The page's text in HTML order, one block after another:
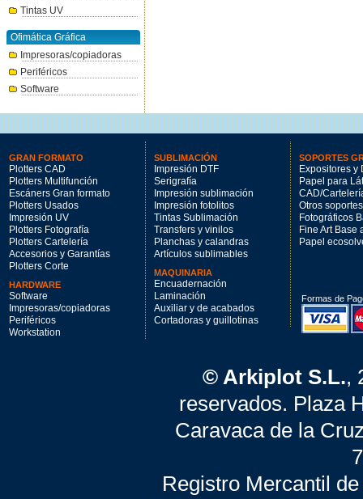
Tintas UV
Ofimática Gráfica
Impresoras/copiadoras
Periféricos
Software
GRAN FORMATO
Plotters CAD
Plotters Multifunción
Escáners Gran formato
Plotters Usados
Impresión UV
Plotters Fotografía
Plotters Cartelería
Accesorios y Garantías
Plotters Corte
HARDWARE
Software
Impresoras/copiadoras
Periféricos
Workstation
SUBLIMACIÓN
Impresión DTF
Serigrafía
Impresión sublimación
Impresión fotolitos
Tintas Sublimación
Transfers y vinilos
Planchas y calandras
Artículos sublimables
MAQUINARIA
Encuadernación
Laminación
Auxiliar y de acabados
Cortadoras y guillotinas
SOPORTES
Expositores y
Papel para
CAD/
Otros soportes
Fotográficos
Fine Art Base
Papel
Formas de
© Arkiplot S.L.,
reservados. Plaza
Caravaca de la
Registro Mercantil